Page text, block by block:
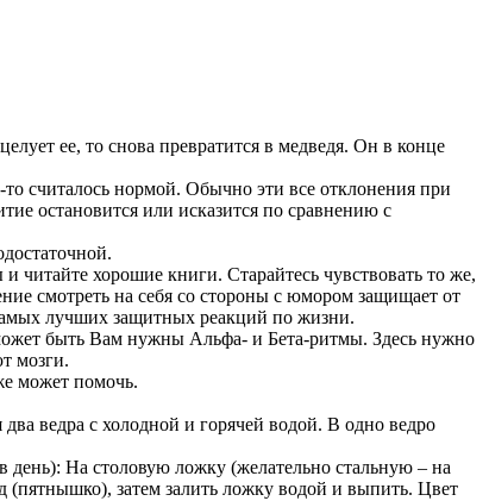
ее, то снова превратится в медведя. Он в конце
то считалось нормой. Обычно эти все отклонения при
остановится или исказится по сравнению с
хорошие книги. Старайтесь чувствовать то же,
смотреть на себя со стороны с юмором защищает от
лучших защитных реакций по жизни.
быть Вам нужны Альфа- и Бета-ритмы. Здесь нужно
мозги.
может помочь.
ведра с холодной и горячей водой. В одно ведро
день): На столовую ложку (желательно стальную – на
(пятнышко), затем залить ложку водой и выпить. Цвет